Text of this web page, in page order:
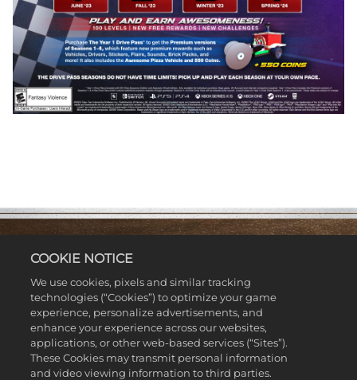
LAS TEMPORADAS
NO TIENEN LÍMITES
DE TIEMPO
COOKIE NOTICE
We use cookies, pixels and similar tracking
technologies (“Cookies”) to optimize your game
experience, personalize advertisements, and
enhance your experience across our websites,
applications, or other web-based services (“Sites”).
These Cookies may transmit personal information
and video viewing information to third parties.